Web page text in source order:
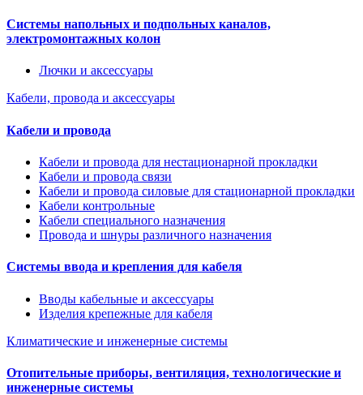
Системы напольных и подпольных каналов,
электромонтажных колон
Лючки и аксессуары
Кабели, провода и аксессуары
Кабели и провода
Кабели и провода для нестационарной прокладки
Кабели и провода связи
Кабели и провода силовые для стационарной прокладки
Кабели контрольные
Кабели специального назначения
Провода и шнуры различного назначения
Системы ввода и крепления для кабеля
Вводы кабельные и аксессуары
Изделия крепежные для кабеля
Климатические и инженерные системы
Отопительные приборы, вентиляция, технологические и
инженерные системы